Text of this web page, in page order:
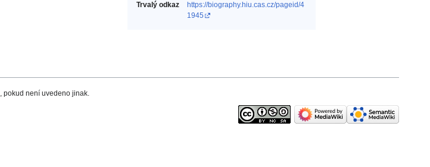
Trvalý odkaz
https://biography.hiu.cas.cz/pageid/4
1945
, pokud není uvedeno jinak.